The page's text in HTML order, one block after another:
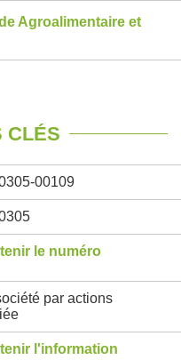
Agroalimentaire et
CLÉS
00109
le numéro
par actions
l'information